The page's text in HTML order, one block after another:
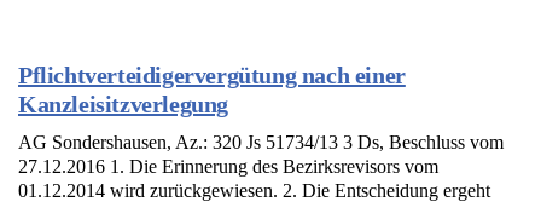
Pflichtverteidigervergütung nach einer
Kanzleisitzverlegung
AG Sondershausen, Az.: 320 Js 51734/13 3 Ds, Beschluss vom
27.12.2016 1. Die Erinnerung des Bezirksrevisors vom
01.12.2014 wird zurückgewiesen. 2. Die Entscheidung ergeht